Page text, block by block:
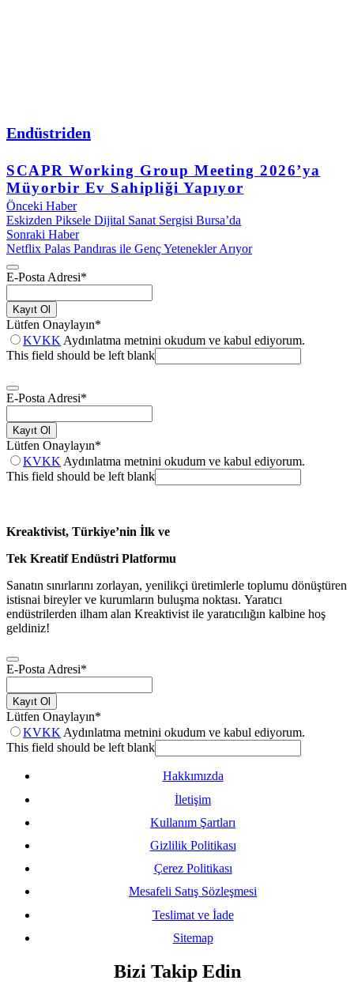
Endüstriden
SCAPR Working Group Meeting 2026’ya
Müyorbir Ev Sahipliği Yapıyor
Önceki Haber
Eskizden Piksele Dijital Sanat Sergisi Bursa’da
Sonraki Haber
Netflix Palas Pandıras ile Genç Yetenekler Arıyor
E-Posta Adresi*
Kayıt Ol
Lütfen Onaylayın*
KVKK Aydınlatma metnini okudum ve kabul ediyorum.
This field should be left blank
E-Posta Adresi*
Kayıt Ol
Lütfen Onaylayın*
KVKK Aydınlatma metnini okudum ve kabul ediyorum.
This field should be left blank
Kreaktivist, Türkiye’nin İlk ve
Tek Kreatif Endüstri Platformu
Sanatın sınırlarını zorlayan, yenilikçi üretimlerle toplumu dönüştüren
istisnai bireyler ve kurumların buluşma noktası. Yaratıcı
endüstrilerden ilham alan Kreaktivist ile yaratıcılığın kalbine hoş
geldiniz!
E-Posta Adresi*
Kayıt Ol
Lütfen Onaylayın*
KVKK Aydınlatma metnini okudum ve kabul ediyorum.
This field should be left blank
Hakkımızda
İletişim
Kullanım Şartları
Gizlilik Politikası
Çerez Politikası
Mesafeli Satış Sözleşmesi
Teslimat ve İade
Sitemap
Bizi Takip Edin